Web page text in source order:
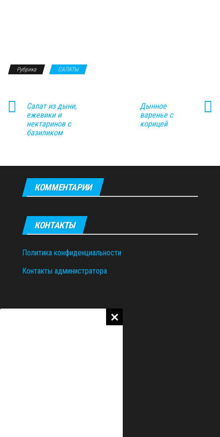
Рубрика САЛАТЫ
Салат из дыни,
ежевики и
нектаринов с
базиликом
Дынное
варенье с
корицей
КОММЕНТАРИИ
КОНТАКТЫ
Политика конфиденциальности
Контакты администратора